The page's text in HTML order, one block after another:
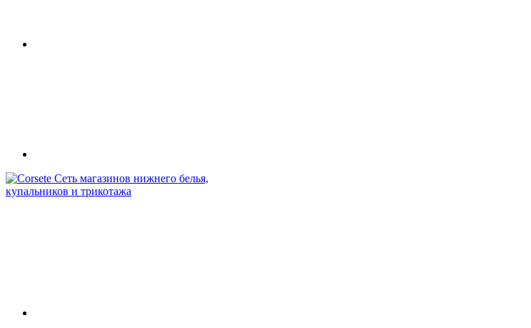
Сеть магазинов нижнего белья,
купальников и трикотажа